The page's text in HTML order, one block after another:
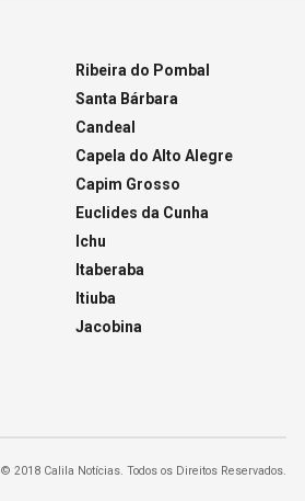
Ribeira do Pombal
Santa Bárbara
Candeal
Capela do Alto Alegre
Capim Grosso
Euclides da Cunha
Ichu
Itaberaba
Itiuba
Jacobina
© 2018 Calila Notícias. Todos os Direitos Reservados.